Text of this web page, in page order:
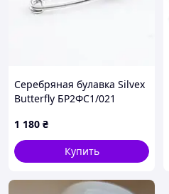
Серебряная булавка Silvex
Butterfly БР2ФС1/021
1 180 ₴
Купить